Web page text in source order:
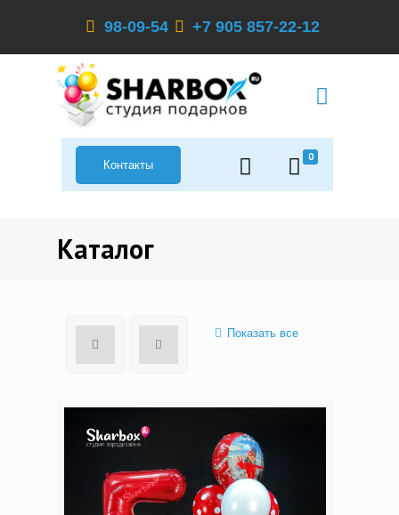
98-09-54 +7 905 857-22-12
0
Контакты
Каталог
Показать все